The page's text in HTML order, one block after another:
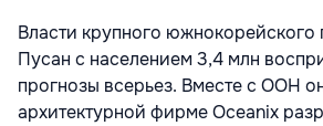
Власти крупного южнокорейского
Пусан с населением 3,4 млн
прогнозы всерьез. Вместе с ООН
архитектурной фирме Oceanix